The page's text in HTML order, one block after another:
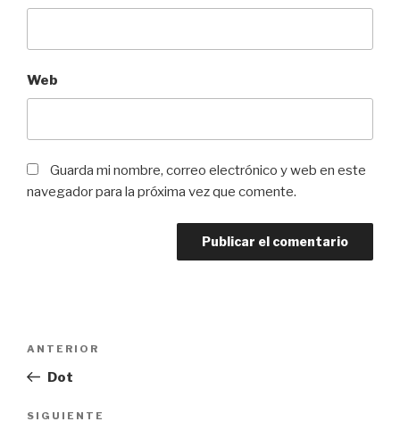
Web
Guarda mi nombre, correo electrónico y web en este
navegador para la próxima vez que comente.
entradas
Entrada
anterior:
ANTERIOR
Dot
Siguiente
SIGUIENTE